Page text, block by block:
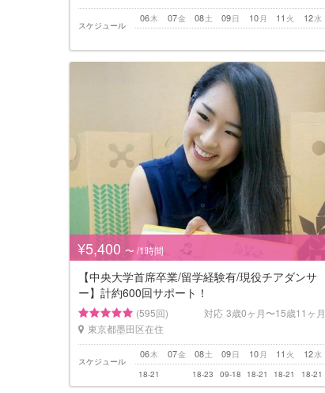
スケジュール
木
06 金
07 土
08 日
09 月
10 火
11 水
12
¥5,400 〜 /1時間
【中央大学首席卒業/留学経験有/現役チアダンサ
ー】計約600回サポート！
(595回) 対応 3歳0ヶ月〜15歳11ヶ月
東京都墨田区在住
スケジュール
木
06 金
07 土
08 日
09 月
10 火
11 水
12
18-21 18-23 09-18 18-21 18-21 18-21